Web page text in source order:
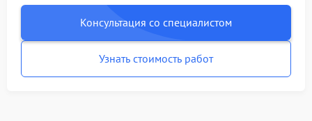
Консультация со специалистом
Узнать стоимость работ